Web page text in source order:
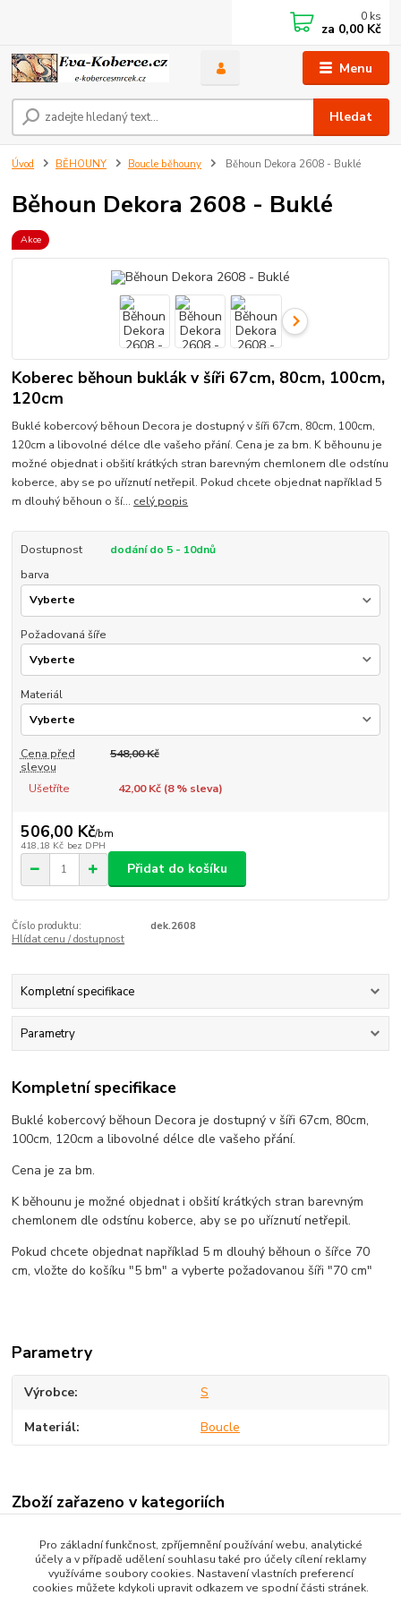
Menu
Hledat
0 ks
za 0,00 Kč
Úvod BĚHOUNY Boucle běhouny Běhoun Dekora 2608 - Buklé
Běhoun Dekora 2608 - Buklé
Akce
Koberec běhoun buklák v šíři 67cm, 80cm, 100cm,
120cm
Buklé kobercový běhoun Decora je dostupný v šíři 67cm, 80cm, 100cm,
120cm a libovolné délce dle vašeho přání. Cena je za bm. K běhounu je
možné objednat i obšití krátkých stran barevným chemlonem dle odstínu
koberce, aby se po uříznutí netřepil. Pokud chcete objednat například 5
m dlouhý běhoun o ší... celý popis
Dostupnost
dodání do 5 - 10dnů
barva
Požadovaná šíře
Materiál
Cena před
slevou
548,00 Kč
Ušetříte 42,00 Kč (8% sleva)
506,00 Kč/bm
418,18 Kč bez DPH
Přidat do košíku
Číslo produktu:
dek.2608
Hlídat cenu / dostupnost
Kompletní specifikace
Parametry
Kompletní specifikace
Buklé kobercový běhoun Decora je dostupný v šíři 67cm, 80cm,
100cm, 120cm a libovolné délce dle vašeho přání.
Cena je za bm.
K běhounu je možné objednat i obšití krátkých stran barevným
chemlonem dle odstínu koberce, aby se po uříznutí netřepil.
Pokud chcete objednat například 5 m dlouhý běhoun o šířce 70
cm, vložte do košíku "5 bm" a vyberte požadovanou šíři "70 cm"
Parametry
Výrobce S
Materiál Boucle
Zboží zařazeno v kategoriích
Boucle běhouny
Pro základní funkčnost, zpříjemnění používání webu, analytické
účely a v případě udělení souhlasu také pro účely cílení reklamy
využíváme soubory cookies. Nastavení vlastních preferencí
cookies můžete kdykoli upravit odkazem ve spodní části stránek.